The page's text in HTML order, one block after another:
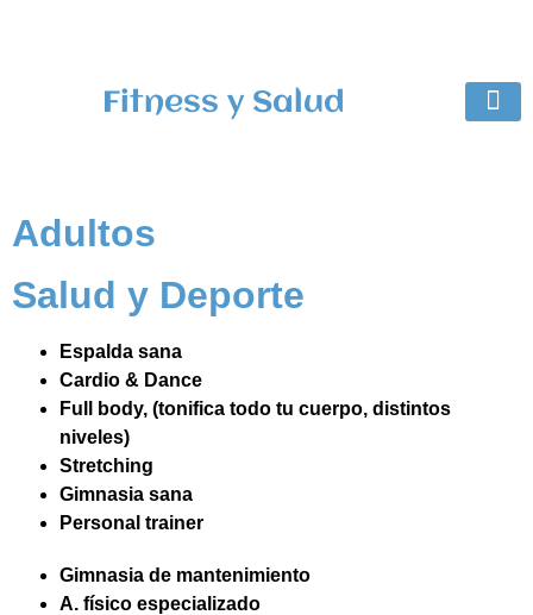
Fitness y Salud
Adultos
Salud y Deporte
Espalda sana
Cardio & Dance
Full body, (tonifica todo tu cuerpo, distintos
niveles)
Stretching
Gimnasia sana
Personal trainer
Gimnasia de mantenimiento
A. físico especializado